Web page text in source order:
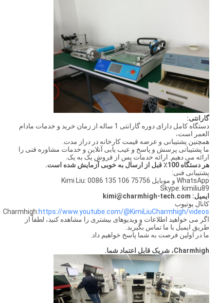
گارانتی:
دستگاه کامل دارای دوره گارانتی 1 ساله از زمان خرید و خدمات مادام
العمر است،
همچنین پشتیبانی و عرضه قیمت کارخانه در دراز مدت.
ما پشتیبانی پرسش و پاسخ و عیب یابی آنلاین و خدمات مشاوره فنی را
ارائه می دهیم. ارائه خدمات پس از فروش یک به یک.
هر دستگاه 100٪ قبل از ارسال به خوبی آزمایش شده است.
پشتیبانی فنی:
WhatsApp و موبایل Kimi Liu: 0086 135 106 75756
Skype: kimiliu89
ایمیل: kimi@charmhigh-tech.com
کانال یوتیوب
Charmhigh:https://www.youtube.com/@KimiLiuCharmhigh/videos
اگر می خواهید اطلاعات و ویدیوهای بیشتری را مشاهده کنید، لطفاً از
طریق ایمیل با ما تماس بگیرید.
ما در اولین فرصت به شما پاسخ خواهیم داد.
Charmhigh، شریک قابل اعتماد شما.